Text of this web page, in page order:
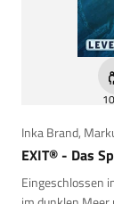
Inka Brand,
EXIT® - Das
Eingeschlossen